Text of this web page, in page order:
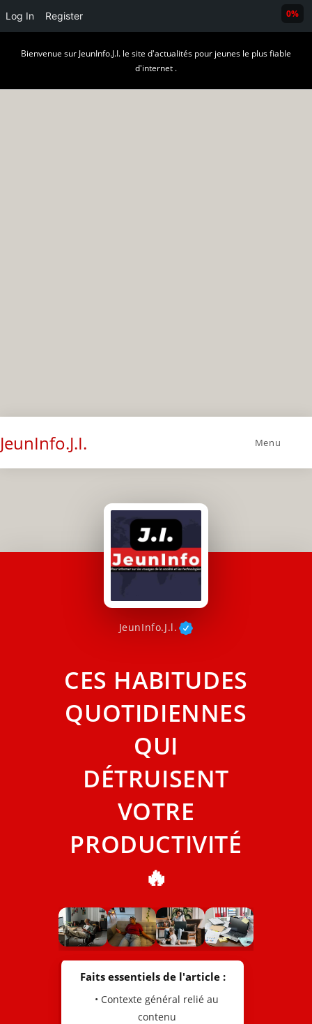
Log In Register
Bienvenue sur JeunInfo.J.I. le site d'actualités pour jeunes le plus fiable
d'internet .
JeunInfo.J.I. Menu
JeunInfo.J.l.
CES HABITUDES
QUOTIDIENNES
QUI
DÉTRUISENT
VOTRE
PRODUCTIVITÉ
🔥
Faits essentiels de l'article :
• Contexte général relié au
contenu
0%